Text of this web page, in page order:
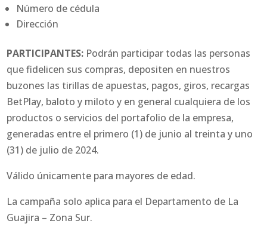
Número de cédula
Dirección
PARTICIPANTES: Podrán participar todas las personas
que fidelicen sus compras, depositen en nuestros
buzones las tirillas de apuestas, pagos, giros, recargas
BetPlay, baloto y miloto y en general cualquiera de los
productos o servicios del portafolio de la empresa,
generadas entre el primero (1) de junio al treinta y uno
(31) de julio de 2024.
Válido únicamente para mayores de edad.
La campaña solo aplica para el Departamento de La
Guajira – Zona Sur.